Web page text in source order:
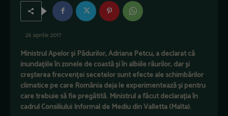
26 aprilie 2017
Ministrul Apelor și Pădurilor, Adriana Petcu, a declarat că
inundațiile în zonele de coastă și în albiile râurilor, dar și
creșterea frecvenței secetelor sunt efecte ale schimbărilor
climatice pe care România deja le experimentează și pentru
care trebuie să fie pregătită. Ministrul a făcut declarația în
cadrul Consiliului Informal de Mediu din Valletta (Malta).